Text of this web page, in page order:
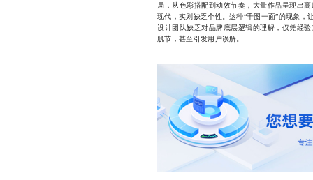
局，从色彩搭配到动效节奏，大量作品呈现出
现代，实则缺乏个性。这种“千图一面”的现象
设计团队缺乏对品牌底层逻辑的理解，仅凭经
脱节，甚至引发用户误解。